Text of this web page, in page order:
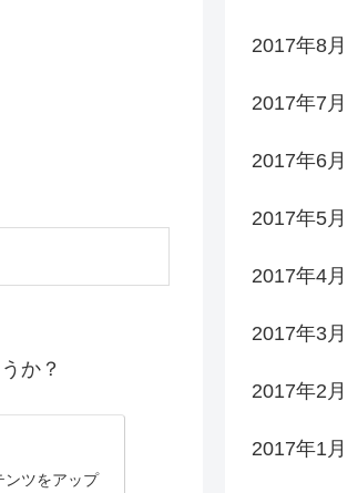
か？
ンツをアップ
2017年8月
2017年7月
2017年6月
2017年5月
2017年4月
2017年3月
2017年2月
2017年1月